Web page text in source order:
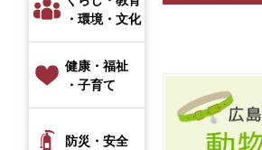
・環境・文化
健康・福祉
・子育て
防災・安全